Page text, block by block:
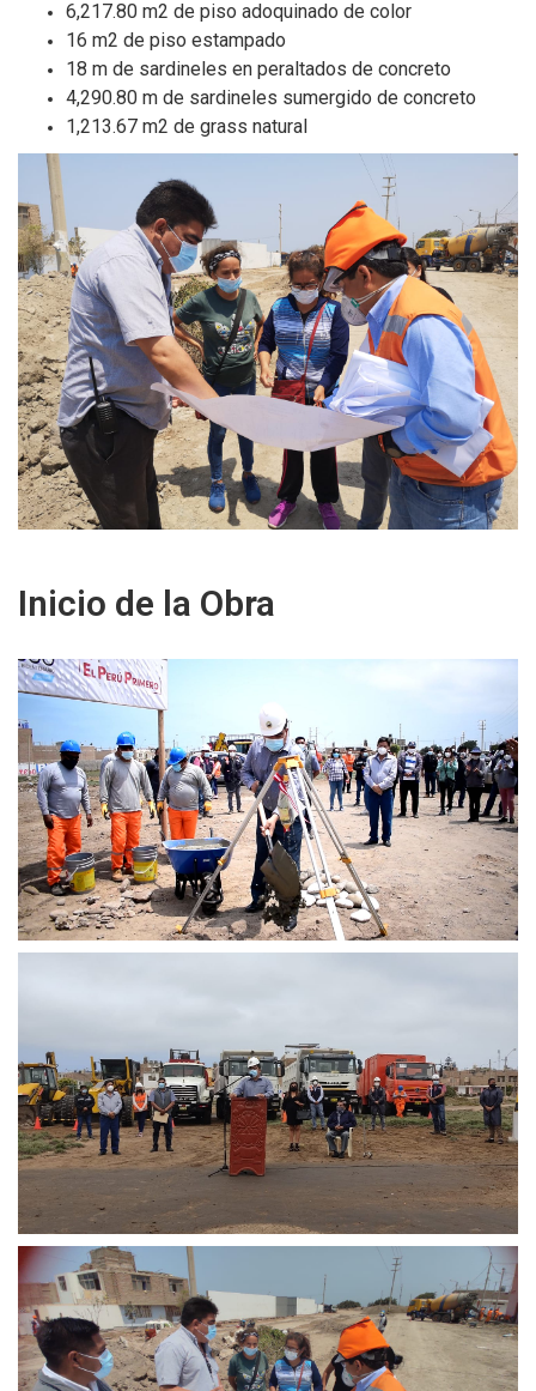
6,217.80 m2 de piso adoquinado de color
16 m2 de piso estampado
18 m de sardineles en peraltados de concreto
4,290.80 m de sardineles sumergido de concreto
1,213.67 m2 de grass natural
Inicio de la Obra